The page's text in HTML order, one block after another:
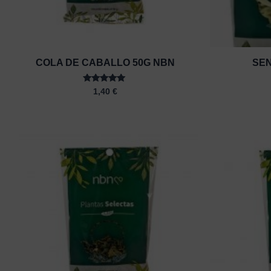
COLA DE CABALLO 50G NBN
Rated
5.00
1,40 €